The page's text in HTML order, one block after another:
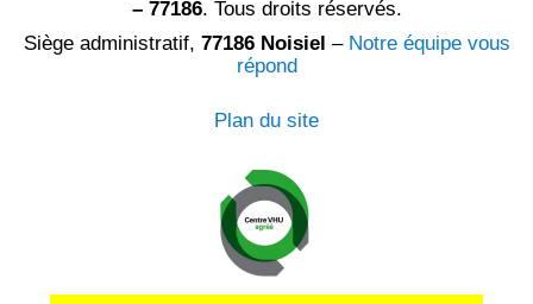
– 77186. Tous droits réservés.
Siège administratif, 77186 Noisiel – Notre équipe vous
répond
Plan du site